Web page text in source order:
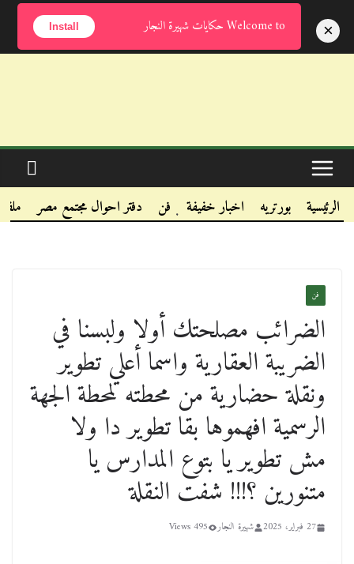
الخميس, أغسطس 6, 2026
.
.
الرئيسية بورتريه اخبار خفيفة فن دفتر احوال مجتمع مصر
فن
الضرائب مصلحتك أولا ولبسنا في
الضريبة العقارية واسما أعلي تطوير
ونقلة حضارية من محطته لمحطة الجهة
الرسمية افهموها بقا تطوير دا ولا
مش تطوير يا بتوع المدارس يا
متنورين ؟!!! شفت النقلة
27 فبراير، 2025 شهيرة النجار 495 Views
Welcome to حكايات شهيرة النجار Install ×